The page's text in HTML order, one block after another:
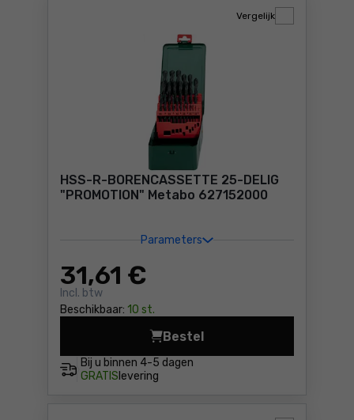
HSS-R-BORENCASSETTE 25-DELIG
"PROMOTION" Metabo 627152000
Parameters
31,61 €
Incl. btw
Beschikbaar: 10 st.
Vergelijk
Bij u binnen 4-5 dagen
GRATIS levering
Bestel
HSS-R-BORENCASSETTE